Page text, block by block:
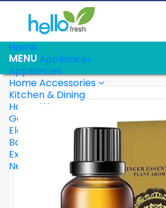
Home
Home Appliances
Appliances
Home Accessories
Kitchen & Dining
House Ware
Gadgets
Electronics
Baby Corner
Extra
Needs